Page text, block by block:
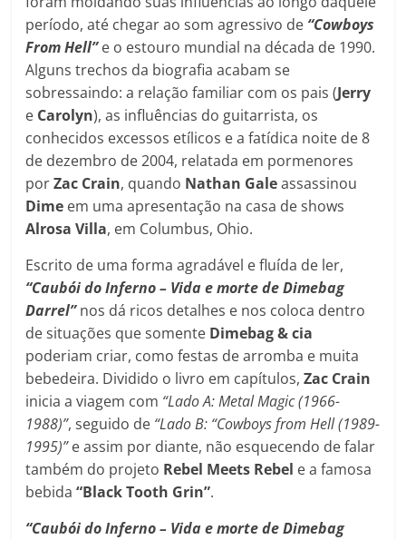
período, até chegar ao som agressivo de “Cowboys
From Hell”e o estouro mundial na década de 1990.
Alguns trechos da biografia acabam se
sobressaindo: a relação familiar com os pais (Jerry
e Carolyn), as influências do guitarrista, os
conhecidos excessos etílicos e a fatídica noite de 8
de dezembro de 2004, relatada em pormenores
porZac Crain, quando Nathan Galeassassinou
Dime em uma apresentação na casa de shows
Alrosa Villa, em Columbus, Ohio.
Escrito de uma forma agradável e fluída de ler,
“Caubói do Inferno – Vida e morte de Dimebag
Darrel”nos dá ricos detalhes e nos coloca dentro
de situações que somente Dimebag & cia
poderiam criar, como festas de arromba e muita
bebedeira. Dividido o livro em capítulos,Zac Crain
inicia a viagem com “Lado A: Metal Magic (1966-
1988)”, seguido de “Lado B: “Cowboys from Hell (1989-
1995)”e assim por diante, não esquecendo de falar
também do projeto Rebel Meets Rebel e a famosa
bebida“Black Tooth Grin”.
“Caubói do Inferno – Vida e morte de Dimebag